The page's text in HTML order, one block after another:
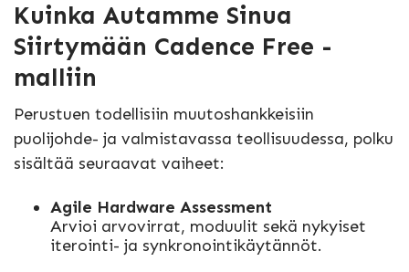
Kuinka Autamme Sinua
Siirtymään Cadence Free -
malliin
Perustuen todellisiin muutoshankkeisiin
puolijohde- ja valmistavassa teollisuudessa, polku
sisältää seuraavat vaiheet:
Agile Hardware Assessment
Arvioi arvovirrat, moduulit sekä nykyiset
iterointi- ja synkronointikäytännöt.